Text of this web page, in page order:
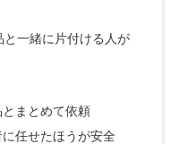
一緒に片付ける人が
まとめて依頼
任せたほうが安全